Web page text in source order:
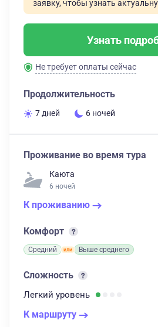
заявку, чтобы узнать
Узнать
Не требует оплаты сейчас
Продолжительность
7 дней 6 ночей
Проживание во время тура
Каюта
6 ночей
К проживанию
Комфорт
Средний Выше среднего
Сложность
Легкий уровень
К маршруту